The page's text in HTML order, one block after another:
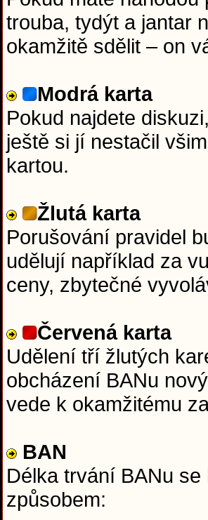
trouba, tydýt a jantar
okamžitě sdělit – on
Modrá karta
Pokud najdete
ještě si jí nestačil
kartou.
Žlutá karta
Porušování pravidel
udělují například za
ceny, zbytečné
Červená karta
Udělení tří žlutých
obcházení BANu
vede k okamžitému
BAN
Délka trvání BANu
způsobem: